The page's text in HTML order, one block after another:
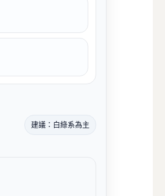
建議：白綠系為主